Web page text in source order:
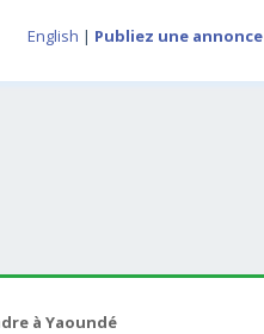
English | Publiez une annonce
à Yaoundé